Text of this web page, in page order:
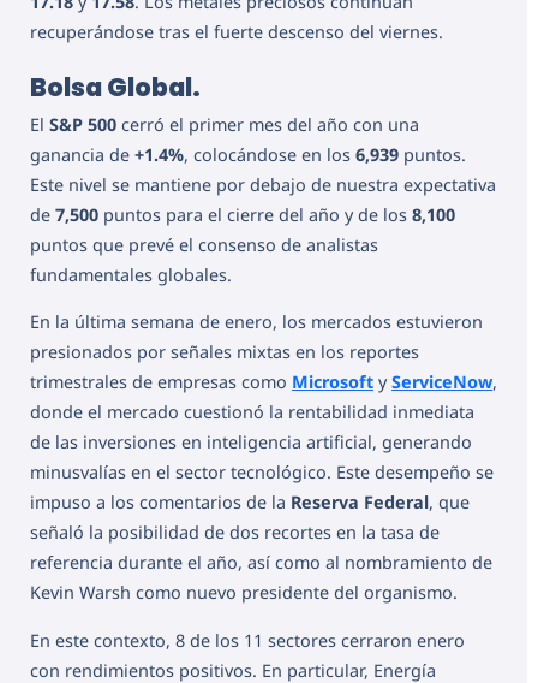
recuperándose tras el fuerte descenso del viernes.
Bolsa Global.
El S&P 500 cerró el primer mes del año con una
ganancia de +1.4%, colocándose en los 6,939 puntos.
Este nivel se mantiene por debajo de nuestra expectativa
de 7,500 puntos para el cierre del año y de los 8,100
puntos que prevé el consenso de analistas
fundamentales globales.
En la última semana de enero, los mercados estuvieron
presionados por señales mixtas en los reportes
trimestrales de empresas como Microsoft yServiceNow,
donde el mercado cuestionó la rentabilidad inmediata
de las inversiones en inteligencia artificial, generando
minusvalías en el sector tecnológico. Este desempeño se
impuso a los comentarios de la Reserva Federal, que
señaló la posibilidad de dos recortes en la tasa de
referencia durante el año, así como al nombramiento de
Kevin Warsh como nuevo presidente del organismo.
En este contexto, 8 de los 11 sectores cerraron enero
con rendimientos positivos. En particular, Energía